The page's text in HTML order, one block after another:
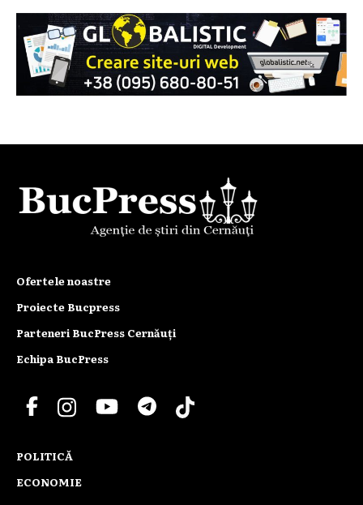
Ofertele noastre
Proiecte Bucpress
Parteneri BucPress Cernăuți
Echipa BucPress
POLITICĂ
ECONOMIE